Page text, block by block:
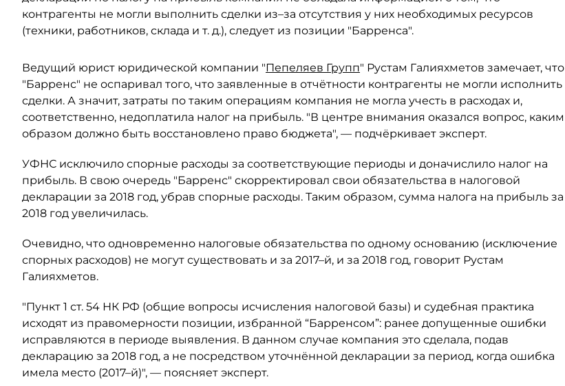
контрагенты не могли выполнить сделки из–за отсутствия у них необходимых ресурсов
(техники, работников, склада и т. д.), следует из позиции "Барренса".
Ведущий юрист юридической компании "Пепеляев Групп" Рустам Галияхметов замечает, что
"Барренс" не оспаривал того, что заявленные в отчётности контрагенты не могли исполнить
сделки. А значит, затраты по таким операциям компания не могла учесть в расходах и,
соответственно, недоплатила налог на прибыль. "В центре внимания оказался вопрос, каким
образом должно быть восстановлено право бюджета", — подчёркивает эксперт.
УФНС исключило спорные расходы за соответствующие периоды и доначислило налог на
прибыль. В свою очередь "Барренс" скорректировал свои обязательства в налоговой
декларации за 2018 год, убрав спорные расходы. Таким образом, сумма налога на прибыль за
2018 год увеличилась.
Очевидно, что одновременно налоговые обязательства по одному основанию (исключение
спорных расходов) не могут существовать и за 2017–й, и за 2018 год, говорит Рустам
Галияхметов.
"Пункт 1 ст. 54 НК РФ (общие вопросы исчисления налоговой базы) и судебная практика
исходят из правомерности позиции, избранной “Барренсом”: ранее допущенные ошибки
исправляются в периоде выявления. В данном случае компания это сделала, подав
декларацию за 2018 год, а не посредством уточнённой декларации за период, когда ошибка
имела место (2017–й)", — поясняет эксперт.